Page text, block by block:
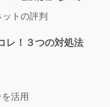
トの評判
レ！３つの対処法
活用